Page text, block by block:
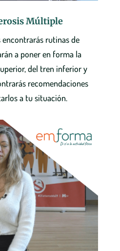
Múltiple
encontrarás rutinas de
a poner en forma la
del tren inferior y
recomendaciones
a tu situación.